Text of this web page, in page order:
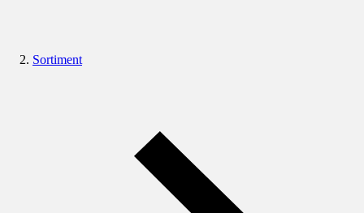
Sortiment